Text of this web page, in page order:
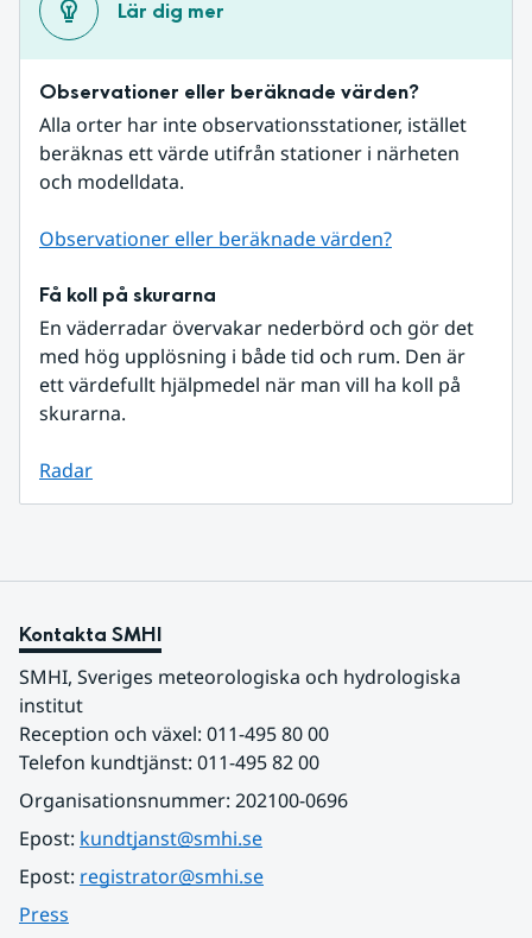
Lär dig mer
Observationer eller beräknade värden?
Alla orter har inte observationsstationer, istället
beräknas ett värde utifrån stationer i närheten
och modelldata.
Observationer eller beräknade värden?
Få koll på skurarna
En väderradar övervakar nederbörd och gör det
med hög upplösning i både tid och rum. Den är
ett värdefullt hjälpmedel när man vill ha koll på
skurarna.
Radar
Kontakta SMHI
SMHI, Sveriges meteorologiska och hydrologiska
institut
Reception och växel: 011-495 80 00
Telefon kundtjänst: 011-495 82 00
Organisationsnummer: 202100-0696
Epost: kundtjanst@smhi.se
Epost: registrator@smhi.se
Press